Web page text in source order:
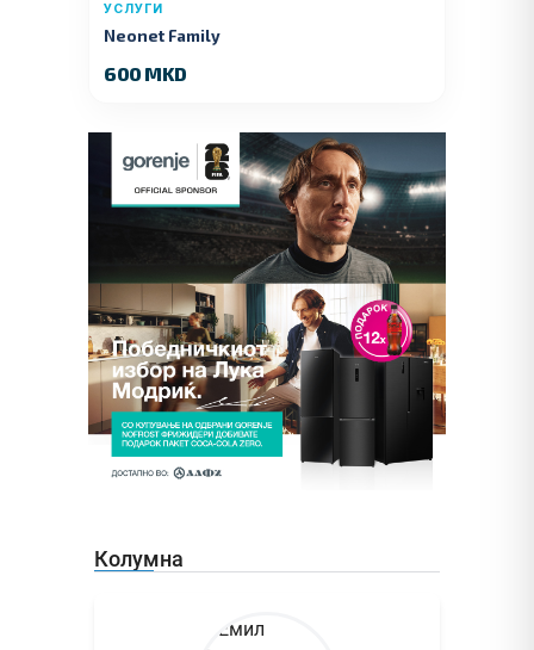
УСЛУГИ
Neonet Family
600 MKD
Колумна